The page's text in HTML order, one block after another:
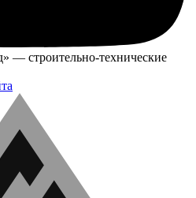
— строительно-технические